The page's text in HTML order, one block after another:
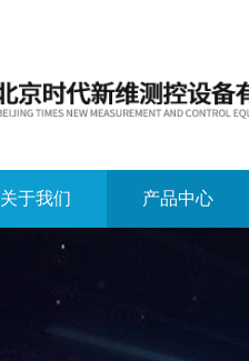
关于我们 产品中心